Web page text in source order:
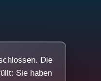
Die
Sie haben